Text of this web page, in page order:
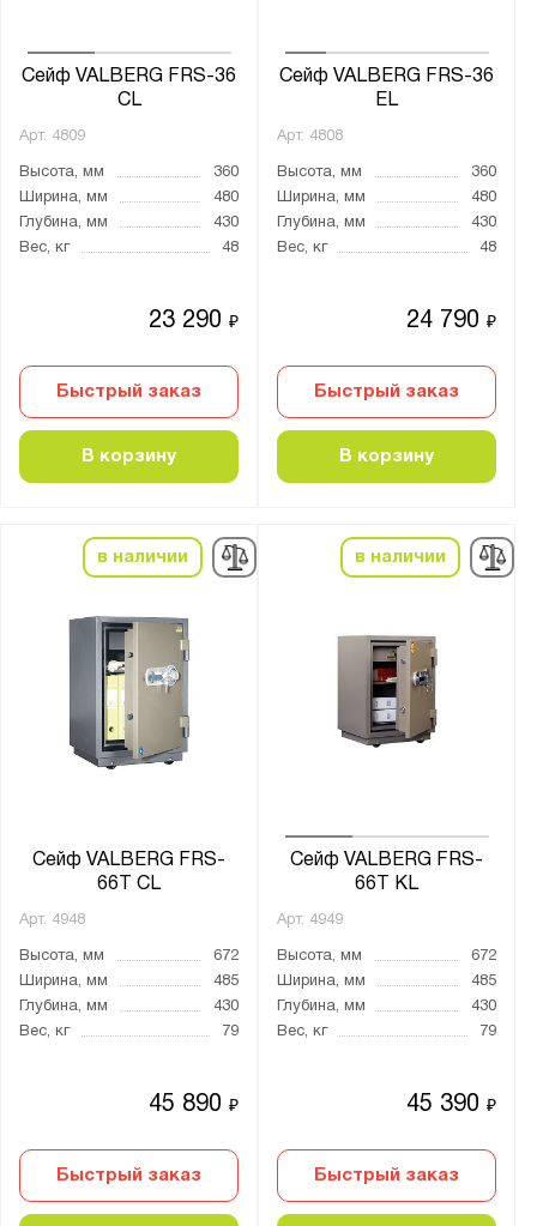
Сейф VALBERG FRS-36
CL
Арт. 4809
Высота, мм
360
Ширина, мм
480
Глубина, мм
430
Вес, кг
48
23 290₽
Быстрый заказ
В корзину
Сейф VALBERG FRS-36
EL
Арт. 4808
Высота, мм
360
Ширина, мм
480
Глубина, мм
430
Вес, кг
48
24 790₽
Быстрый заказ
В корзину
в наличии
Сейф VALBERG FRS-
66T CL
Арт. 4948
Высота, мм
672
Ширина, мм
485
Глубина, мм
430
Вес, кг
79
45 890₽
Быстрый заказ
в наличии
Сейф VALBERG FRS-
66T KL
Арт. 4949
Высота, мм
672
Ширина, мм
485
Глубина, мм
430
Вес, кг
79
45 390₽
Быстрый заказ
Кварцит
ЛС
СМ
Сбросить